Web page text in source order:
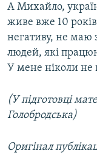
А Михайло,
живе вже 10
негативу, не маю
людей, які
У мене ніколи не
(У підготовці
Голобродська)
Оригінал